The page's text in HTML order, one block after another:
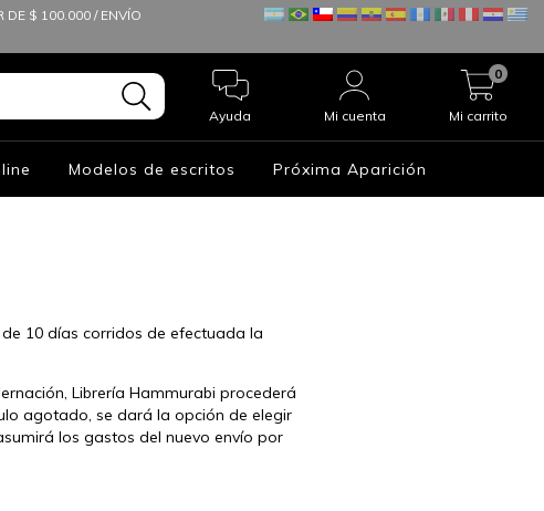
DE $ 100.000 / ENVÍO
Ayuda Mi cuenta Mi carrito
0
Modelos de escritos Próxima Aparición
10 días corridos de efectuada la
Librería Hammurabi procederá
agotado, se dará la opción de elegir
los gastos del nuevo envío por